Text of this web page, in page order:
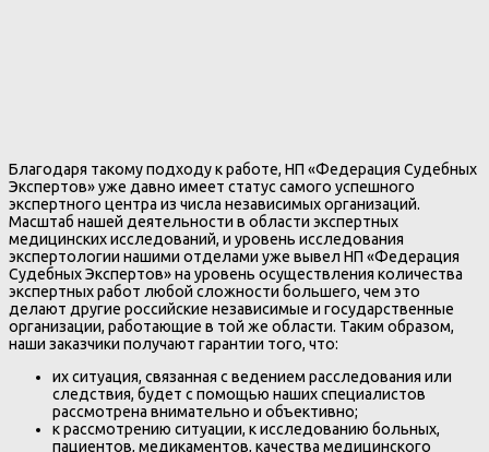
Благодаря такому подходу к работе, НП «Федерация Судебных
Экспертов» уже давно имеет статус самого успешного
экспертного центра из числа независимых организаций.
Масштаб нашей деятельности в области экспертных
медицинских исследований, и уровень исследования
экспертологии нашими отделами уже вывел НП «Федерация
Судебных Экспертов» на уровень осуществления количества
экспертных работ любой сложности большего, чем это
делают другие российские независимые и государственные
организации, работающие в той же области. Таким образом,
наши заказчики получают гарантии того, что:
их ситуация, связанная с ведением расследования или
следствия, будет с помощью наших специалистов
рассмотрена внимательно и объективно;
к рассмотрению ситуации, к исследованию больных,
пациентов, медикаментов, качества медицинского